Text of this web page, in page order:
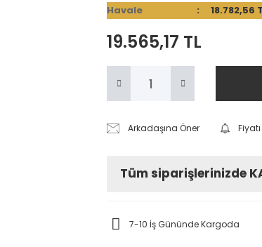
Havale
19.565,17 TL
Arkadaşına Öner
Tüm siparişlerinizde
7-10 İş Gününde Kargoda